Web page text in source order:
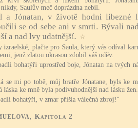
nikdy, Saulův meč doprázdna nebil.
a Jónatan, v životě hodni líbezné
se od sebe ani v smrti. Bývali
a nad lvy udatnější.
☆
izraelské, plačte pro Saula, který vás odíval
jenž zlatou okrasou zdobil váš oděv.
bohatýři uprostřed boje, Jónatan na tvých
se mi po tobě, můj bratře Jónatane, byls ke
láska ke mně byla podivuhodnější nad lásku žen.
bohatýři, v zmar přišla válečná zbroj!"
, Kapitola 2